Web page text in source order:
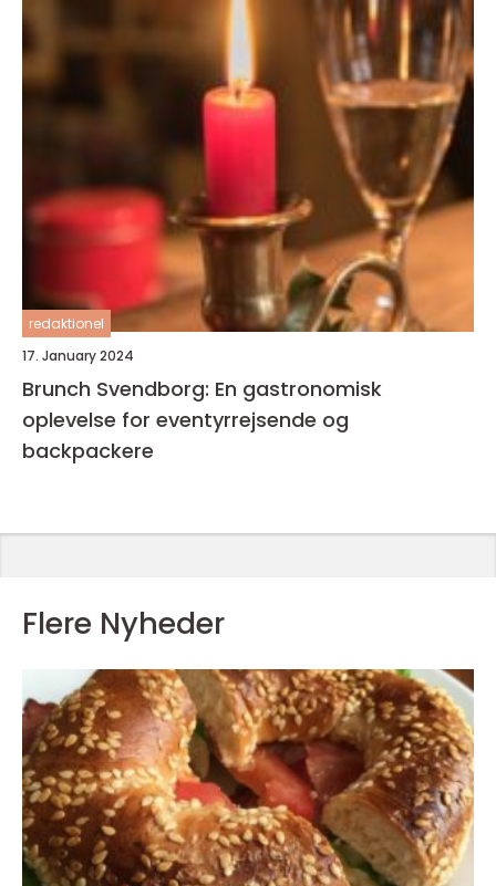
redaktionel
17. January 2024
Brunch Svendborg: En gastronomisk
oplevelse for eventyrrejsende og
backpackere
Flere Nyheder